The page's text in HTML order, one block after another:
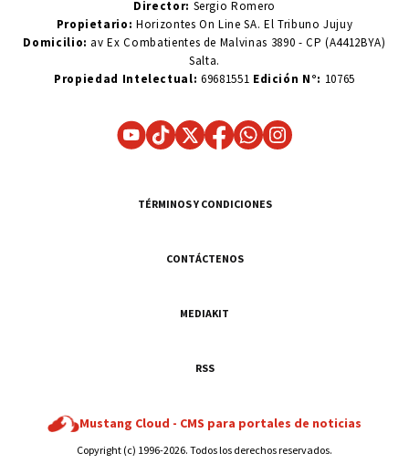
Director: Sergio Romero
Propietario:Horizontes On Line SA. El Tribuno Jujuy
Domicilio: av Ex Combatientes de Malvinas 3890 - CP (A4412BYA)
Salta.
Propiedad Intelectual: 69681551 Edición N°: 10765
TÉRMINOS Y CONDICIONES
CONTÁCTENOS
MEDIAKIT
RSS
Mustang Cloud - CMS para portales de noticias
Copyright (c) 1996-2026. Todos los derechos reservados.